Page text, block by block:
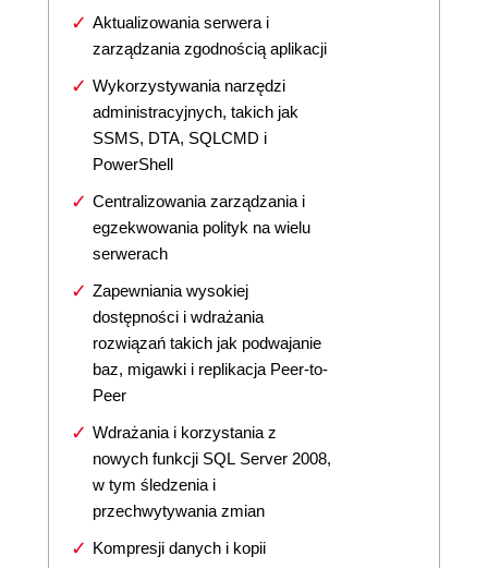
Aktualizowania serwera i
zarządzania zgodnością aplikacji
Wykorzystywania narzędzi
administracyjnych, takich jak
SSMS, DTA, SQLCMD i
PowerShell
Centralizowania zarządzania i
egzekwowania polityk na wielu
serwerach
Zapewniania wysokiej
dostępności i wdrażania
rozwiązań takich jak podwajanie
baz, migawki i replikacja Peer-to-
Peer
Wdrażania i korzystania z
nowych funkcji SQL Server 2008,
w tym śledzenia i
przechwytywania zmian
Kompresji danych i kopii